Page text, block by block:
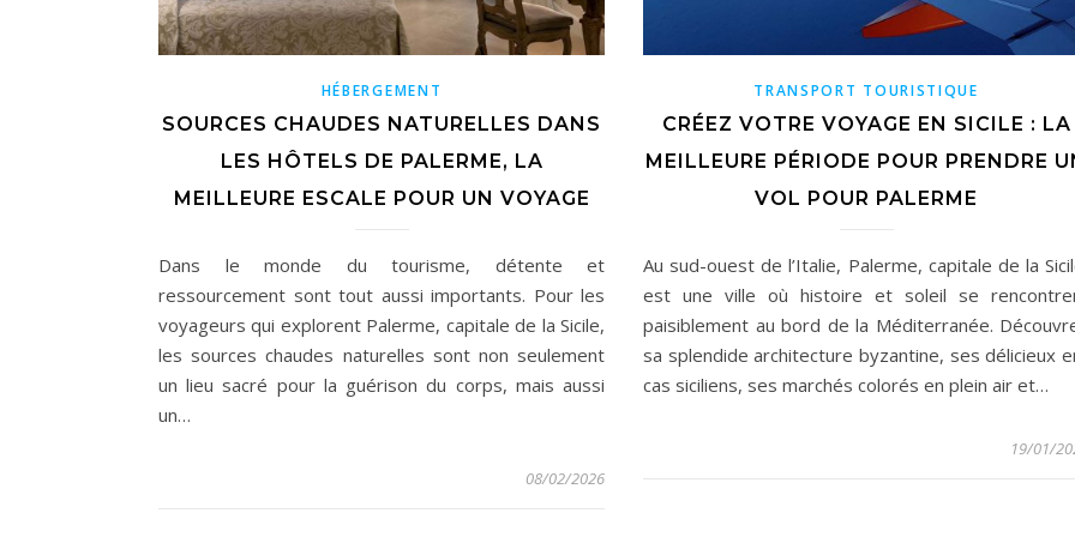
HÉBERGEMENT
SOURCES CHAUDES NATURELLES DANS
LES HÔTELS DE PALERME, LA
MEILLEURE ESCALE POUR UN VOYAGE
Dans le monde du tourisme, détente et
ressourcement sont tout aussi importants. Pour les
voyageurs qui explorent Palerme, capitale de la Sicile,
les sources chaudes naturelles sont non seulement
un lieu sacré pour la guérison du corps, mais aussi
un…
08/02/2026
TRANSPORT TOURISTIQUE
CRÉEZ VOTRE VOYAGE EN SICILE : LA
MEILLEURE PÉRIODE POUR PRENDRE
VOL POUR PALERME
Au sud-ouest de l’Italie, Palerme, capitale de la
est une ville où histoire et soleil se
paisiblement au bord de la Méditerranée.
sa splendide architecture byzantine, ses délicieux
cas siciliens, ses marchés colorés en plein air et…
19/01/